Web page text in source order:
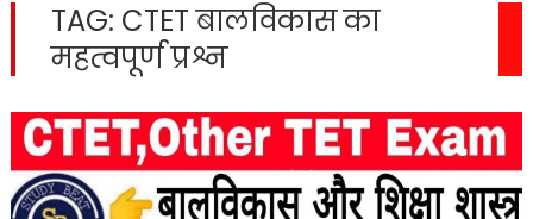
TAG: CTET बालविकास का
महत्वपूर्ण प्रश्न